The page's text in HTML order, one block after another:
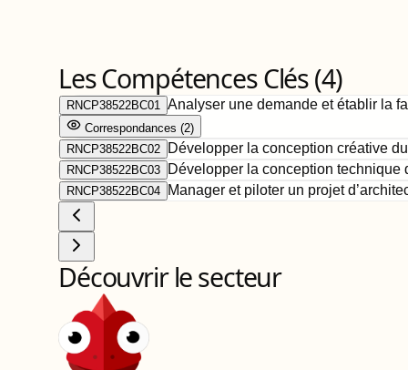
Les Compétences Clés (4)
RNCP38522BC01 Analyser une demande et établir la
Correspondances (2)
RNCP38522BC02
Développer la conception créative
RNCP38522BC03 Développer la conception technique
RNCP38522BC04 Manager et piloter un projet
Découvrir le secteur